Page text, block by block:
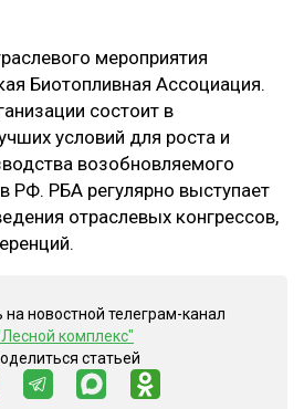
мероприятия
Биотопливная Ассоциация.
состоит в
условий для роста и
возобновляемого
РФ. РБА регулярно выступает
отраслевых конгрессов,
новостной телеграм-канал
комплекс"
статьей